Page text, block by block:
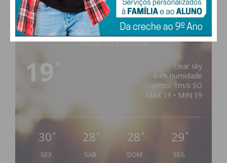
PAÇOS DE FERREIRA
19
clear sky
64% humidade
vento: 1m/s SO
MAX 19 • MIN 19
30 °
SEX
28 °
SÁB
28 °
DOM
29 °
SEG